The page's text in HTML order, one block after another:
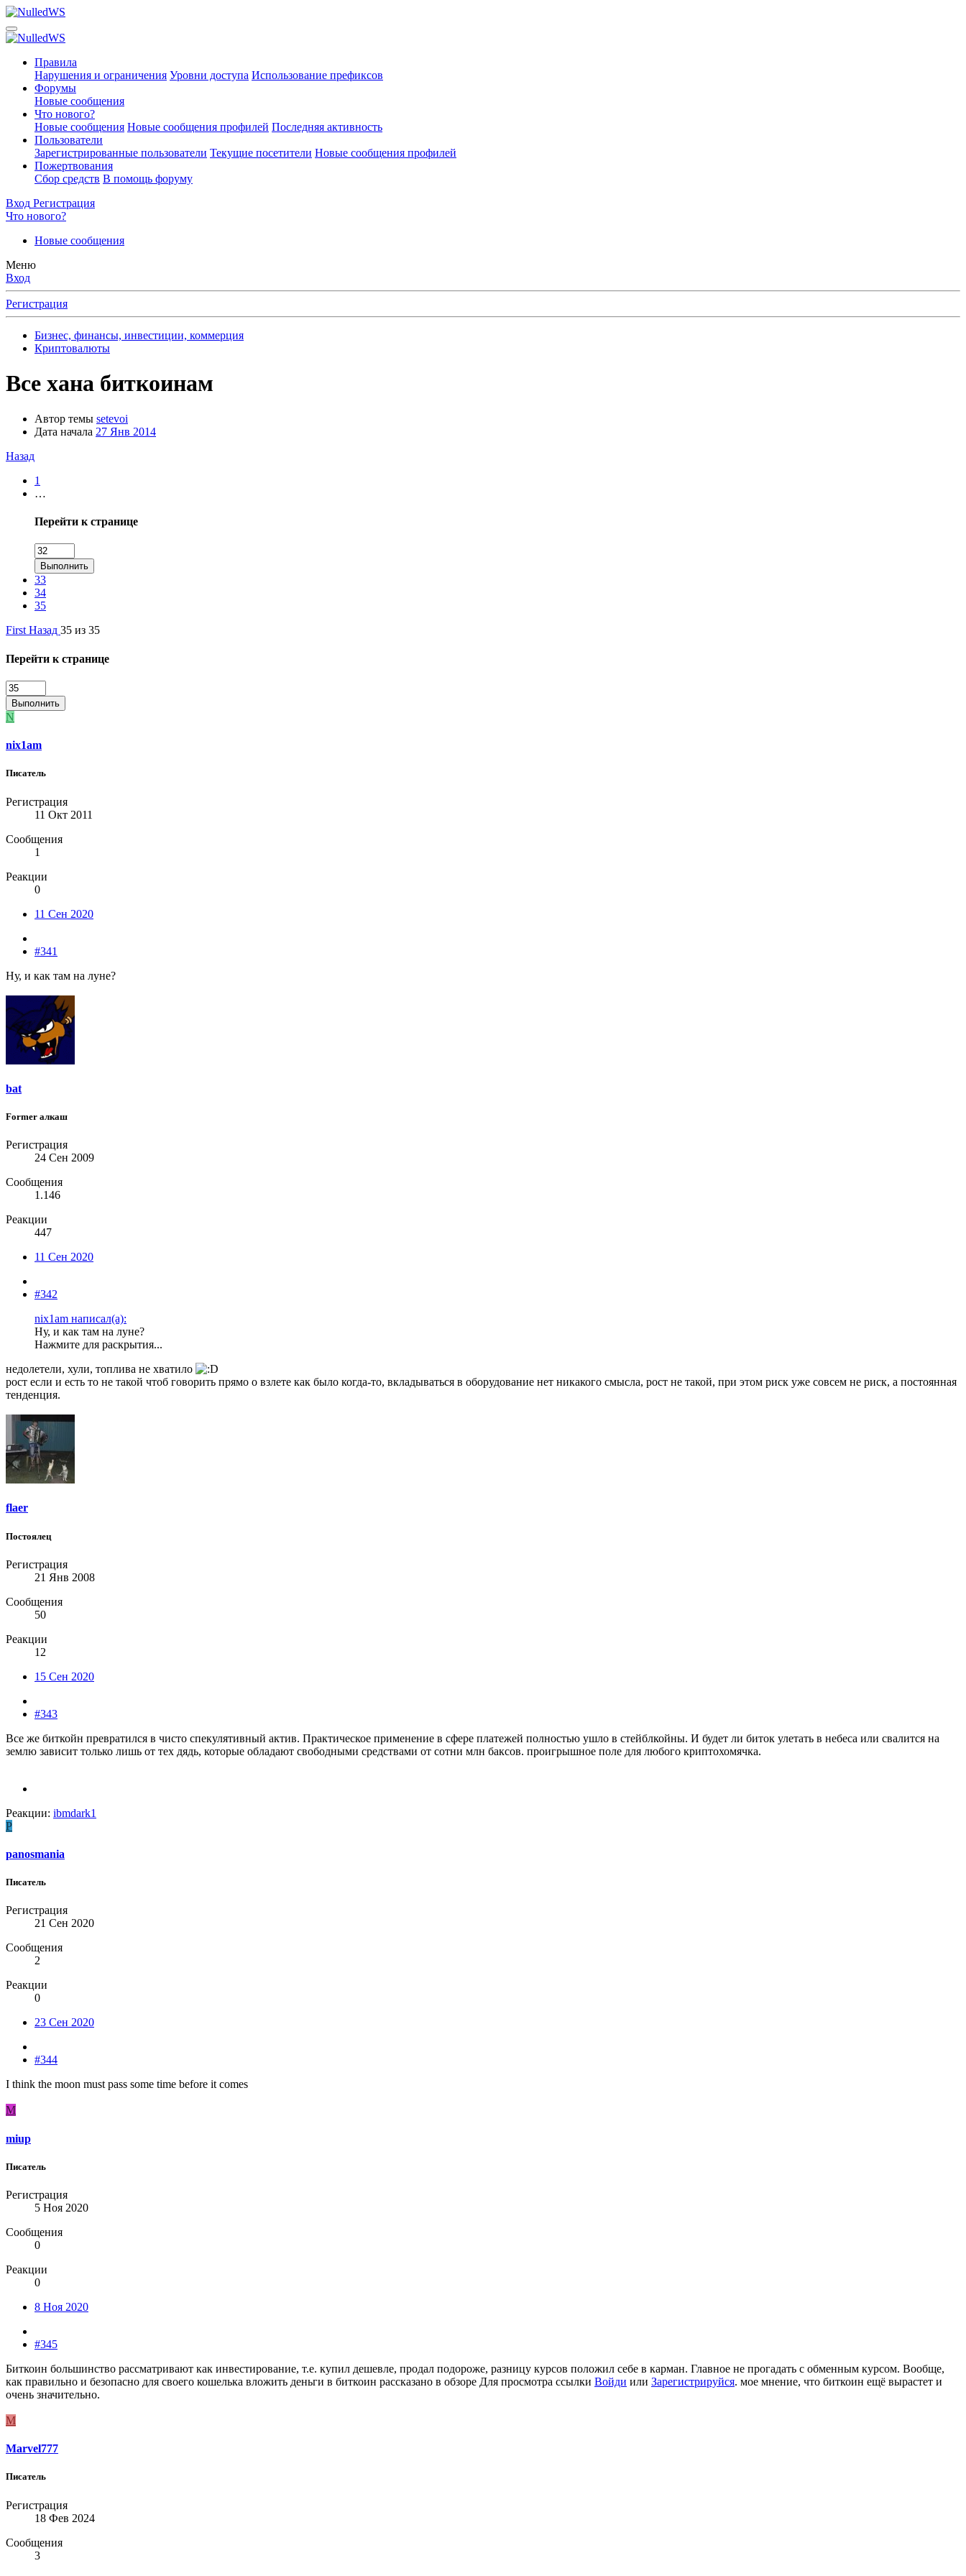
Правила
Нарушения и ограничения Уровни доступа Использование префиксов
Форумы
Новые сообщения
Что нового?
Новые сообщения Новые сообщения профилей Последняя активность
Пользователи
Зарегистрированные пользователи Текущие посетители Новые сообщения профилей
Пожертвования
Сбор средств В помощь форуму
Вход Регистрация
Что нового?
Новые сообщения
Меню
Вход
Регистрация
Бизнес, финансы, инвестиции, коммерция
Криптовалюты
Все хана биткоинам
Автор темы setevoi
Дата начала 27 Янв 2014
Назад
1
…
Перейти к странице
Выполнить
33
34
35
First Назад 35 из 35
Перейти к странице
Выполнить
N
nix1am
Писатель
Регистрация
11 Окт 2011
Сообщения
1
Реакции
0
11 Сен 2020
#341
Ну, и как там на луне?
bat
Former алкаш
Регистрация
24 Сен 2009
Сообщения
1.146
Реакции
447
11 Сен 2020
#342
nix1am написал(а):
Ну, и как там на луне?
Нажмите для раскрытия...
недолетели, хули, топлива не хватило
рост если и есть то не такой чтоб говорить прямо о взлете как было когда-то, вкладываться в оборудование нет никакого смысла, рост не такой, при этом риск уже совсем не риск, а постоянная
тенденция.
flaer
Постоялец
Регистрация
21 Янв 2008
Сообщения
50
Реакции
12
15 Сен 2020
#343
Все же биткойн превратился в чисто спекулятивный актив. Практическое применение в сфере платежей полностью ушло в стейблкойны. И будет ли биток улетать в небеса или свалится на
землю зависит только лишь от тех дядь, которые обладают свободными средствами от сотни млн баксов. проигрышное поле для любого криптохомячка.
Реакции: ibmdark1
P
panosmania
Писатель
Регистрация
21 Сен 2020
Сообщения
2
Реакции
0
23 Сен 2020
#344
I think the moon must pass some time before it comes
M
miup
Писатель
Регистрация
5 Ноя 2020
Сообщения
0
Реакции
0
8 Ноя 2020
#345
Биткоин большинство рассматривают как инвестирование, т.е. купил дешевле, продал подороже, разницу курсов положил себе в карман. Главное не прогадать с обменным курсом. Вообще,
как правильно и безопасно для своего кошелька вложить деньги в биткоин рассказано в обзоре Для просмотра ссылки Войди или Зарегистрируйся. мое мнение, что биткоин ещё вырастет и
очень значительно.
M
Marvel777
Писатель
Регистрация
18 Фев 2024
Сообщения
3